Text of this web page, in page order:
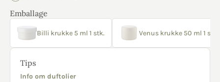
Emballage
Billi krukke 5 ml 1 stk. Venus krukke 50 ml 1 stk
Tips
Info om duftolier